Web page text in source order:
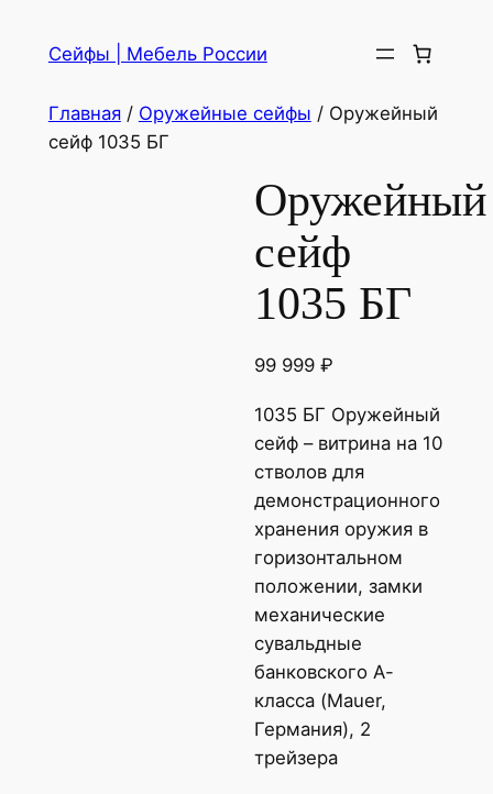
Сейфы | Мебель России
Главная/ Оружейные сейфы / Оружейный
сейф 1035 БГ
Оружейный
сейф
1035 БГ
99 999₽
1035 БГ Оружейный
сейф – витрина на 10
стволов для
демонстрационного
хранения оружия в
горизонтальном
положении, замки
механические
сувальдные
банковского А-
класса (Mauer,
Германия), 2
трейзера